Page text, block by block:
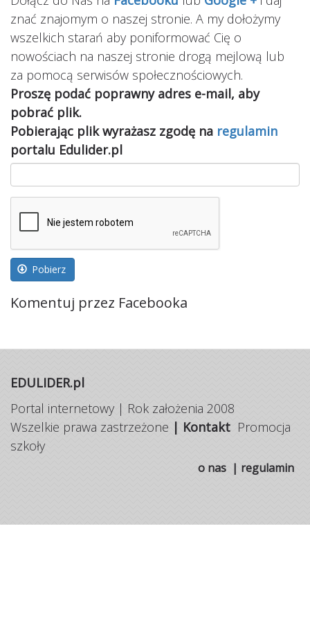
znać znajomym o naszej stronie. A my dołożymy
wszelkich starań aby poniformować Cię o
nowościach na naszej stronie drogą mejlową lub
za pomocą serwisów społecznościowych.
Proszę podać poprawny adres e-mail, aby
pobrać plik.
Pobierając plik wyrażasz zgodę na regulamin
portalu Edulider.pl
Pobierz
Komentuj przez Facebooka
EDULIDER.pl
Portal internetowy | Rok założenia 2008
Wszelkie prawa zastrzeżone | Kontakt Promocja
szkoły
o nas | regulamin